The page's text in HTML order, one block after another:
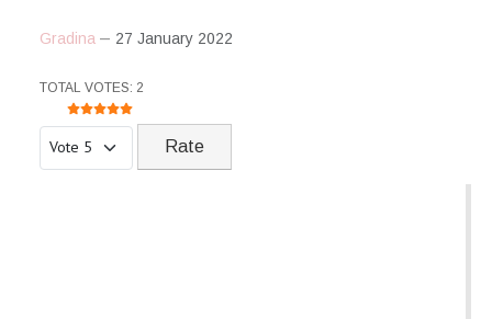
Gradina 27 January 2022
USER RATING: 5
TOTAL VOTES: 2